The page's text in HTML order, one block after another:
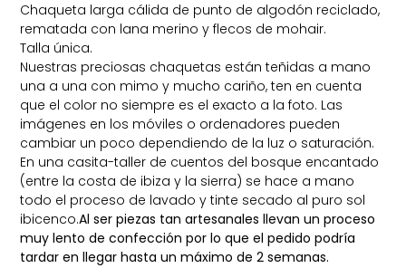
Chaqueta larga cálida de punto de algodón reciclado,
rematada con lana merino y flecos de mohair.
Talla única.
Nuestras preciosas chaquetas están teñidas a mano
una a una con mimo y mucho cariño, ten en cuenta
que el color no siempre es el exacto a la foto. Las
imágenes en los móviles o ordenadores pueden
cambiar un poco dependiendo de la luz o saturación.
En una casita-taller de cuentos del bosque encantado
(entre la costa de ibiza y la sierra) se hace a mano
todo el proceso de lavado y tinte secado al puro sol
ibicenco.Al ser piezas tan artesanales llevan un proceso
muy lento de confección por lo que el pedido podría
tardar en llegar hasta un máximo de 2 semanas.